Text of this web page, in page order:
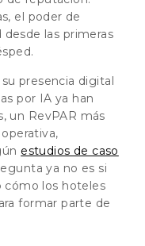
el poder de
las primeras
presencia digital
por IA ya han
un RevPAR más
estudios de caso
ya no es si
cómo los hoteles
formar parte de